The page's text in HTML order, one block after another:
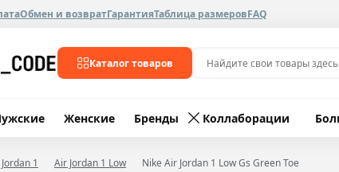
Обмен и возвратГарантияТаблица размеровFAQ
Каталог товаров
Женские Бренды Коллаборации
1 Air Jordan 1 Low Nike Air Jordan 1 Low Gs Green Toe